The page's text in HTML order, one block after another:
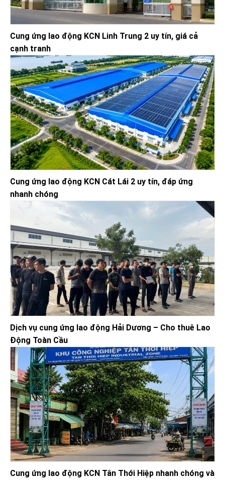
Cung ứng lao động KCN Linh Trung 2 uy tín, giá cả
cạnh tranh
Cung ứng lao động KCN Cát Lái 2 uy tín, đáp ứng
nhanh chóng
Dịch vụ cung ứng lao động Hải Dương – Cho thuê Lao
Động Toàn Cầu
Cung ứng lao động KCN Tân Thới Hiệp nhanh chóng và